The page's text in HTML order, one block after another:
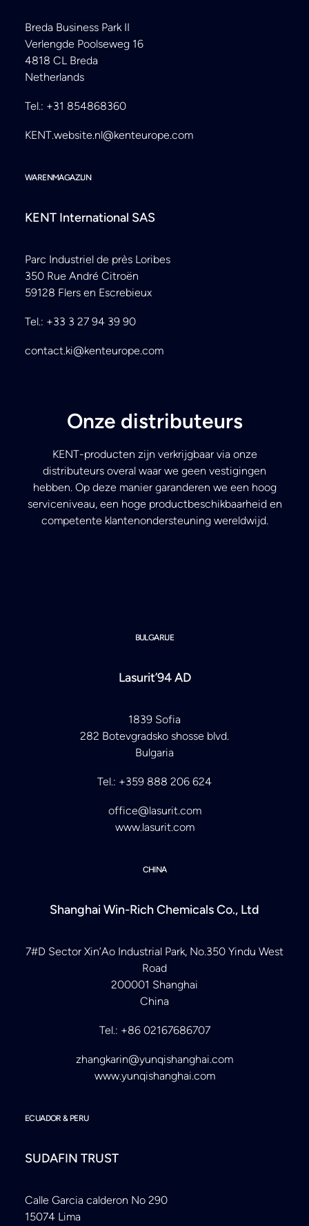
Breda Business Park II
Verlengde Poolseweg 16
4818 CL Breda
Netherlands
Tel.: +31 854868360
KENT.website.nl@kenteurope.com
WARENMAGAZIJN
KENT International SAS
Parc Industriel de près Loribes
350 Rue André Citroën
59128 Flers en Escrebieux
Tel.: +33 3 27 94 39 90
contact.ki@kenteurope.com
Onze distributeurs
KENT-producten zijn verkrijgbaar via onze
distributeurs overal waar we geen vestigingen
hebben. Op deze manier garanderen we een hoog
serviceniveau, een hoge productbeschikbaarheid en
competente klantenondersteuning wereldwijd.
BULGARIJE
Lasurit’94 AD
1839 Sofia
282 Botevgradsko shosse blvd.
Bulgaria
Tel.: +359 888 206 624
office@lasurit.com
www.lasurit.com
CHINA
Shanghai Win-Rich Chemicals Co., Ltd
7#D Sector Xin’Ao Industrial Park, No.350 Yindu West
Road
200001 Shanghai
China
Tel.: +86 02167686707
zhangkarin@yunqishanghai.com
www.yunqishanghai.com
ECUADOR & PERU
SUDAFIN TRUST
Calle Garcia calderon No 290
15074 Lima